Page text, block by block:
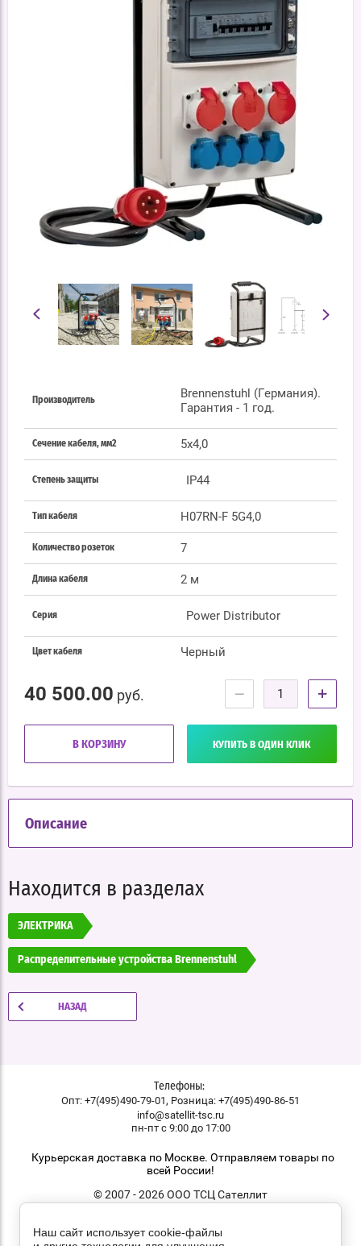
Производитель
Brennenstuhl (Германия).
Гарантия - 1 год.
Сечение кабеля, мм2 5x4,0
Степень защиты IP44
Тип кабеля H07RN-F 5G4,0
Количество розеток 7
Длина кабеля 2 м
Серия Power Distributor
Цвет кабеля Черный
40 500.00 руб. − +
В КОРЗИНУ КУПИТЬ В ОДИН КЛИК
Описание
Находится в разделах
ЭЛЕКТРИКА
Распределительные устройства Brennenstuhl
НАЗАД
Телефоны:
Опт: +7(495)490-79-01, Розница: +7(495)490-86-51
info@satellit-tsc.ru
пн-пт с 9:00 до 17:00
Курьерская доставка по Москве. Отправляем товары по
всей России!
© 2007 - 2026 ООО ТСЦ Сателлит
Наш сайт использует cookie-файлы